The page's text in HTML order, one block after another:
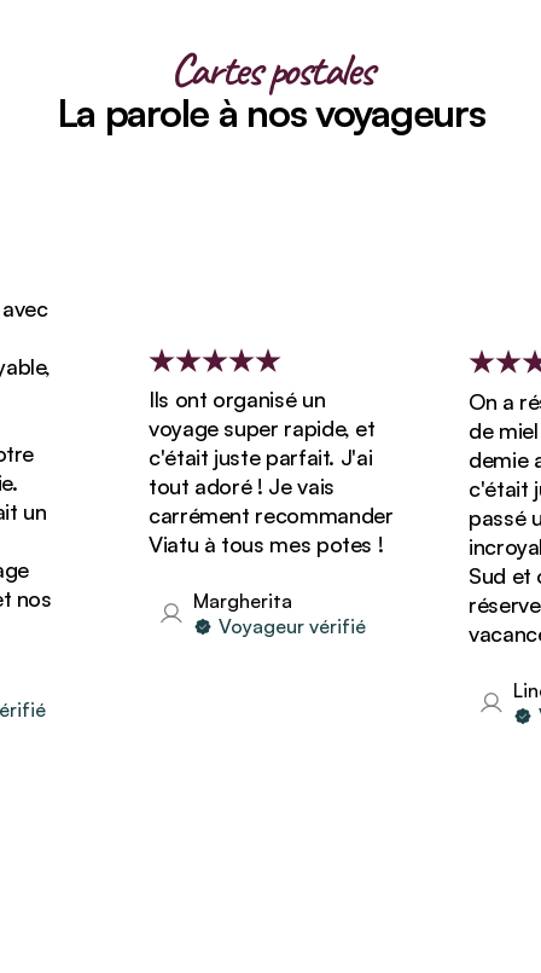
Cartes postales
La parole à nos voyageurs
Ils ont organisé un
voyage super rapide, et
c'était juste parfait. J'ai
tout adoré ! Je vais
carrément recommander
Viatu à tous mes potes !
Margherita
Voyageur vérifié
On a
de miel
demie
c'était
passé
Sud et